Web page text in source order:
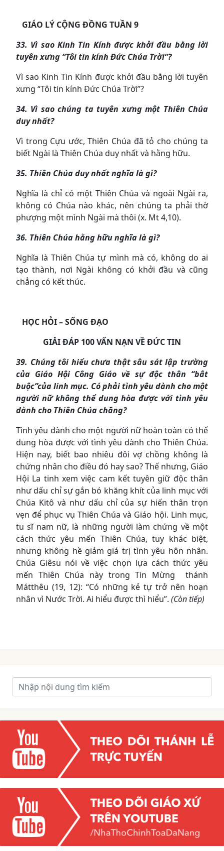
GIÁO LÝ CỘNG ĐỒNG TUẦN 9
33. Vì sao Kinh Tin Kính được khởi đầu bằng lời
tuyên xưng “Tôi tin kính Đức Chúa Trời”?
Vì sao Kinh Tin Kính được khởi đầu bằng lời tuyên
xưng “Tôi tin kính Đức Chúa Trời”?
34. Vì sao chúng ta tuyên xưng một Thiên Chúa
duy nhất?
Vì trong Cựu ước, Thiên Chúa đã tỏ cho chúng ta
biết Ngài là Thiên Chúa duy nhất và hằng hữu.
35. Thiên Chúa duy nhất nghĩa là gì?
Nghĩa là chỉ có một Thiên Chúa và ngoài Ngài ra,
không có Chúa nào khác, nên chúng ta phải thờ
phượng một mình Ngài mà thôi (x. Mt 4,10).
36. Thiên Chúa hằng hữu nghĩa là gì?
Nghĩa là Thiên Chúa tự mình mà có, không do ai
tạo thành, nơi Ngài không có khởi đầu và cũng
chẳng có kết thúc.
HỌC HỎI – SỐNG ĐẠO
GIẢI ĐÁP 100 VẤN NẠN VỀ ĐỨC TIN
39. Chúng tôi hiểu chưa thật sâu sát lập trường
của Giáo Hội Công Giáo về sự độc thân “bắt
buộc”của linh mục. Có phải tình yêu dành cho một
người nữ không thể dung hòa được với tình yêu
dành cho Thiên Chúa chăng?
Tình yêu dành cho một người nữ hoàn toàn có thể
dung hòa được với tình yêu dành cho Thiên Chúa.
Hiện nay, biết bao nhiêu đôi vợ chồng không là
chứng nhân cho điều đó hay sao? Thế nhưng, Giáo
Hội La tinh xem việc cam kết tuyên giữ độc thân
như dấu chỉ sự gắn bó khăng khít của linh mục với
Chúa Kitô và như dấu chỉ của sự hiến thân trọn
vẹn để phục vụ Thiên Chúa và Giáo hội. Linh mục,
tu sĩ nam nữ, là những người làm chứng về một
cách thức yêu mến Thiên Chúa, tuy khác biệt,
nhưng không hề giảm giá trị tình yêu hôn nhân.
Chúa Giêsu nói về việc chọn lựa cách thức yêu
mến Thiên Chúa này trong Tin Mừng thánh
Mátthêu (19, 12): “Có những kẻ tự trở nên hoạn
nhân vì Nước Trời. Ai hiểu được thì hiểu”. (Còn tiếp)